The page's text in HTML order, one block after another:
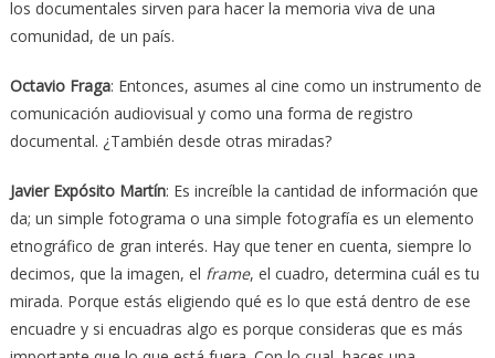
los documentales sirven para hacer la memoria viva de una
comunidad, de un país.
Octavio Fraga: Entonces, asumes al cine como un instrumento de
comunicación audiovisual y como una forma de registro
documental. ¿También desde otras miradas?
Javier Expósito Martín: Es increíble la cantidad de información que
da; un simple fotograma o una simple fotografía es un elemento
etnográfico de gran interés. Hay que tener en cuenta, siempre lo
decimos, que la imagen, el frame, el cuadro, determina cuál es tu
mirada. Porque estás eligiendo qué es lo que está dentro de ese
encuadre y si encuadras algo es porque consideras que es más